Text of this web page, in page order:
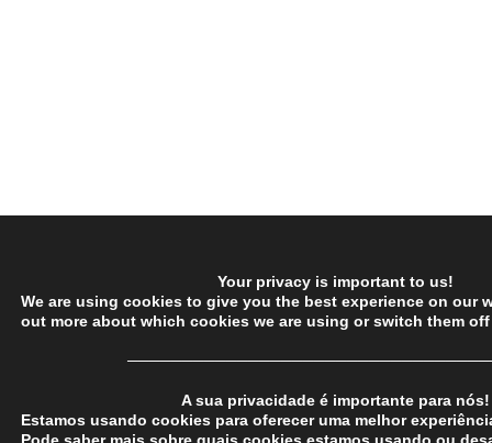
Your privacy is important to us!
We are using cookies to give you the best experience on our
out more about which cookies we are using or switch them
A sua privacidade é importante para nós!
Estamos usando cookies para oferecer uma melhor